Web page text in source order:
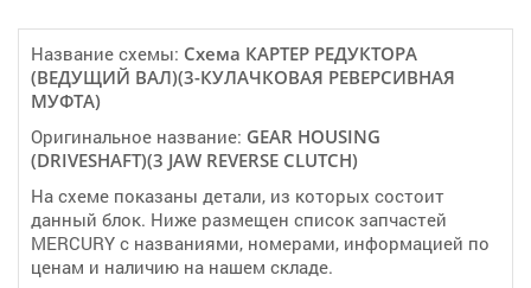
Название схемы: Cхема КАРТЕР РЕДУКТОРА
(ВЕДУЩИЙ ВАЛ)(3-КУЛАЧКОВАЯ РЕВЕРСИВНАЯ
МУФТА)
Оригинальное название: GEAR HOUSING
(DRIVESHAFT)(3 JAW REVERSE CLUTCH)
На схеме показаны детали, из которых состоит
данный блок. Ниже размещен список запчастей
MERCURY с названиями, номерами, информацией по
ценам и наличию на нашем складе.